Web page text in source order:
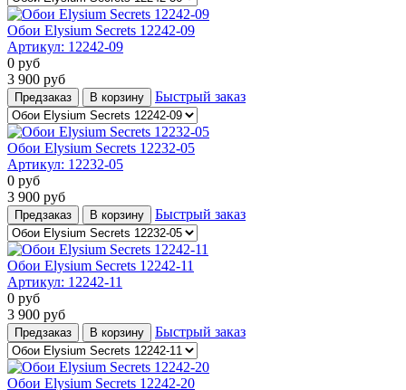
Обои Elysium Secrets 12242-09
Артикул: 12242-09
0 руб
3 900 руб
Предзаказ В корзину Быстрый заказ
Обои Elysium Secrets 12232-05
Артикул: 12232-05
0 руб
3 900 руб
Предзаказ В корзину Быстрый заказ
Обои Elysium Secrets 12242-11
Артикул: 12242-11
0 руб
3 900 руб
Предзаказ В корзину Быстрый заказ
Обои Elysium Secrets 12242-20